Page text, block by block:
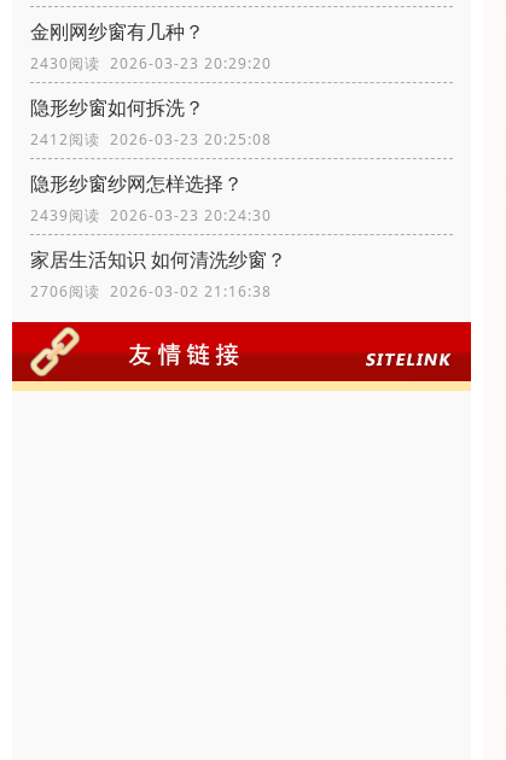
金刚网纱窗有几种？
2430阅读 2026-03-23 20:29:20
隐形纱窗如何拆洗？
2412阅读 2026-03-23 20:25:08
隐形纱窗纱网怎样选择？
2439阅读 2026-03-23 20:24:30
家居生活知识 如何清洗纱窗？
2706阅读 2026-03-02 21:16:38